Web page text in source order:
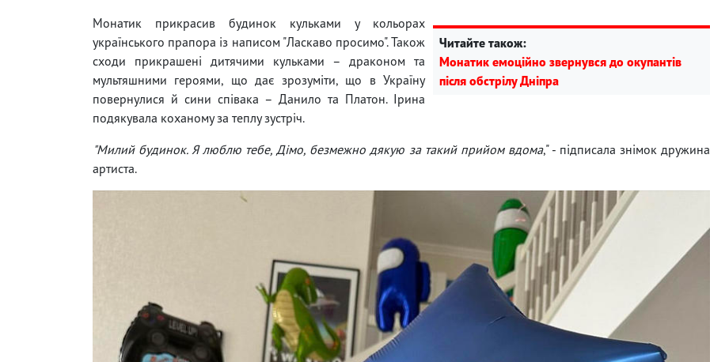
Читайте також:
Монатик емоційно звернувся до окупантів
після обстрілу Дніпра
Монатик прикрасив будинок кульками у кольорах
українського прапора із написом "Ласкаво просимо". Також
сходи прикрашені дитячими кульками – драконом та
мультяшними героями, що дає зрозуміти, що в Україну
повернулися й сини співака – Данило та Платон. Ірина
подякувала коханому за теплу зустріч.
"Милий будинок. Я люблю тебе, Дімо, безмежно дякую за такий прийом вдома," - підписала знімок дружина
артиста.